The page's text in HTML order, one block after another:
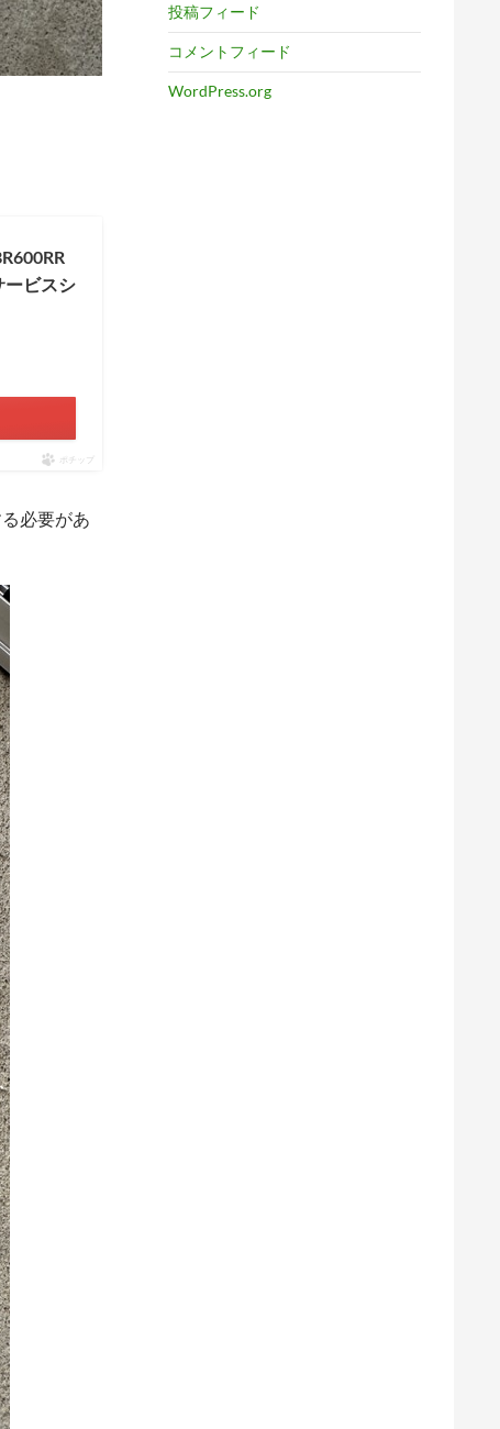
ービスシ
ポチップ
必要があ
投稿フィード
コメントフィード
WordPress.org